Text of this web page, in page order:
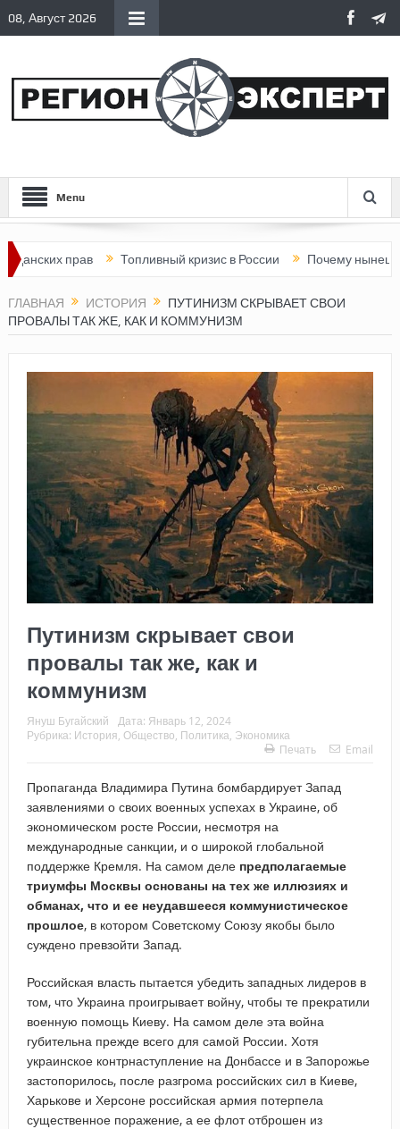
08, Август 2026
Menu
прав Топливный кризис в России Почему нынешняя
ГЛАВНАЯ ИСТОРИЯ
ПУТИНИЗМ СКРЫВАЕТ СВОИ
ПРОВАЛЫ ТАК ЖЕ, КАК И КОММУНИЗМ
Путинизм скрывает свои
провалы так же, как и
коммунизм
Януш Бугайский Дата: Январь 12, 2024
Рубрика: История Общество Политика Экономика
Печать
Email
Пропаганда Владимира Путина бомбардирует Запад
заявлениями о своих военных успехах в Украине, об
экономическом росте России, несмотря на
международные санкции, и о широкой глобальной
поддержке Кремля. На самом деле предполагаемые
триумфы Москвы основаны на тех же иллюзиях и
обманах, что и ее неудавшееся коммунистическое
прошлое, в котором Советскому Союзу якобы было
суждено превзойти Запад.
Российская власть пытается убедить западных лидеров в
том, что Украина проигрывает войну, чтобы те прекратили
военную помощь Киеву. На самом деле эта война
губительна прежде всего для самой России. Хотя
украинское контрнаступление на Донбассе и в Запорожье
застопорилось, после разгрома российских сил в Киеве,
Харькове и Херсоне российская армия потерпела
существенное поражение, а ее флот отброшен из